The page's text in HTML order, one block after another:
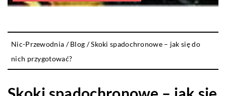
Nic-Przewodnia /Blog /Skoki spadochronowe – jak się do
nich przygotować?